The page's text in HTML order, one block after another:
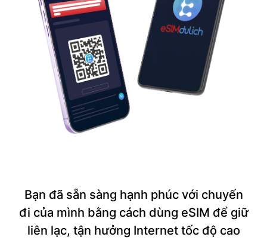
Bạn đã sẵn sàng hạnh phúc với chuyến
đi của mình bằng cách dùng eSIM để giữ
liên lạc, tận hưởng Internet tốc độ cao